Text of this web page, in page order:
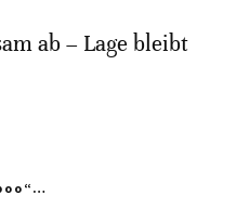
ab – Lage bleibt